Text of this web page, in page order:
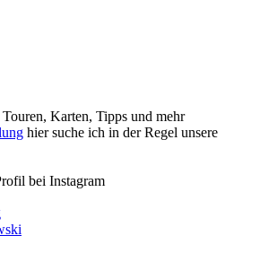
Touren, Karten, Tipps und mehr
hier suche ich in der Regel unsere
bei Instagram